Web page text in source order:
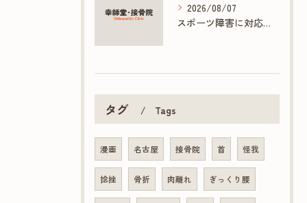
2026/08/07
スポーツ障害に対応する接骨院の専門施術とは
タグ Tags
漫画 名古屋 接骨院 首 怪我
捻挫 骨折 肉離れ ぎっくり腰